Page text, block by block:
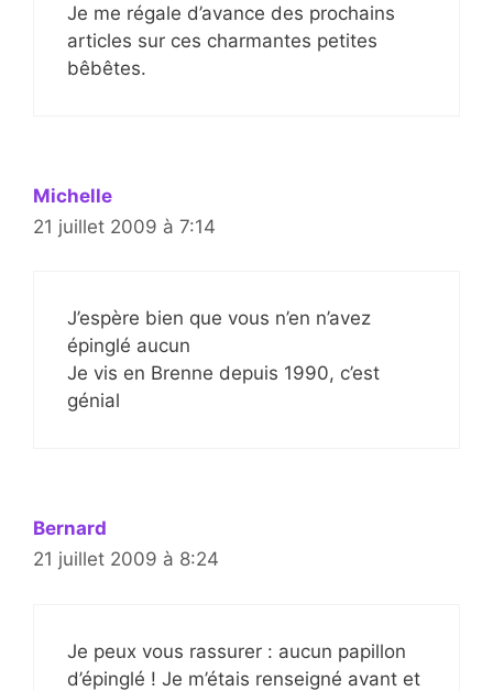
Je me régale d’avance des prochains
articles sur ces charmantes petites
bêbêtes.
Michelle
21 juillet 2009 à 7:14
J’espère bien que vous n’en n’avez
épinglé aucun
Je vis en Brenne depuis 1990, c’est
génial
Bernard
21 juillet 2009 à 8:24
Je peux vous rassurer : aucun papillon
d’épinglé ! Je m’étais renseigné avant et